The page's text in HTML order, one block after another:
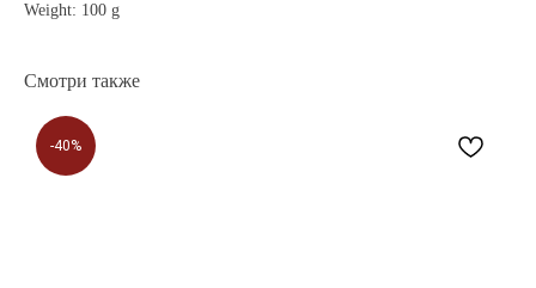
Weight: 100 g
Смотри также
-40%